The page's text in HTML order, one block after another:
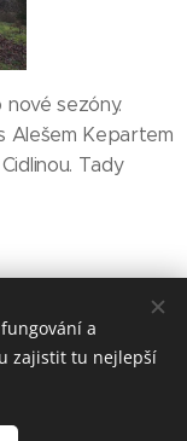
sezóny.
Alešem Kepartem
Tady
a
zajistit tu nejlepší